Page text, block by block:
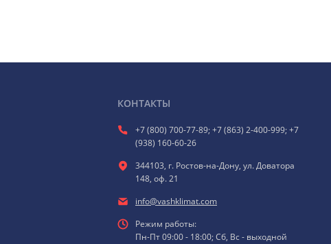
КОНТАКТЫ
+7 (800) 700-77-89; +7 (863) 2-400-999; +7
(938) 160-60-26
344103, г. Ростов-на-Дону, ул. Доватора
148, оф. 21
info@vashklimat.com
Режим работы:
Пн-Пт 09:00 - 18:00; Сб, Вс - выходной